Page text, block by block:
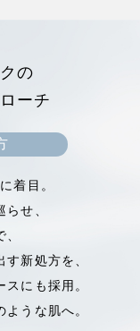
物。
、ターンオー
します。
の
ーチ
着目。
せ、
新処方を、
にも採用。
うな肌へ。